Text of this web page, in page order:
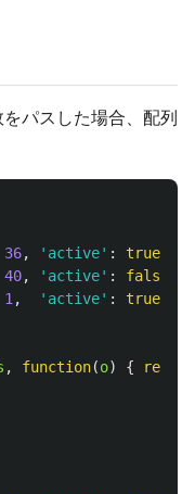
パスした場合、配列
36, ' active' : true
40, ' active' : false
1 , ' active' : true
, function(o) {
return